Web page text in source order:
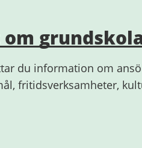
du information om
fritidsverksamheter,